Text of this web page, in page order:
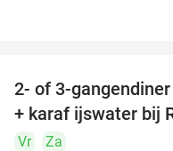
2- of 3-
+ karaf ijswater bij
Vr
Za